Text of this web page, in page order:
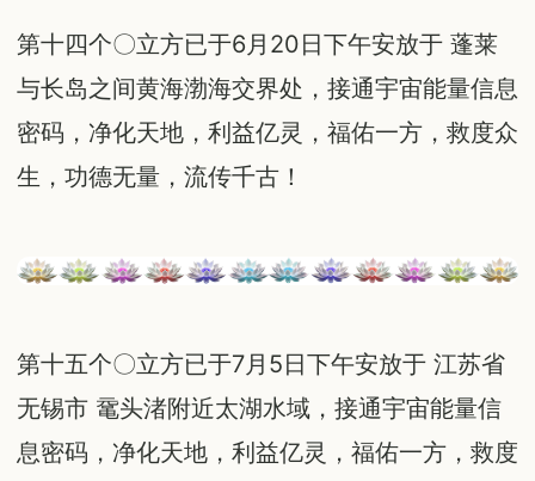
第十四个〇立方已于6月20日下午安放于 蓬莱
与长岛之间黄海渤海交界处，接通宇宙能量信息
密码，净化天地，利益亿灵，福佑一方，救度众
生，功德无量，流传千古！
第十五个〇立方已于7月5日下午安放于 江苏省
无锡市 鼋头渚附近太湖水域，接通宇宙能量信
息密码，净化天地，利益亿灵，福佑一方，救度